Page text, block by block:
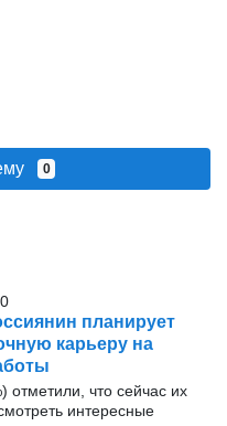
0
планирует
карьеру на
что сейчас их
интересные